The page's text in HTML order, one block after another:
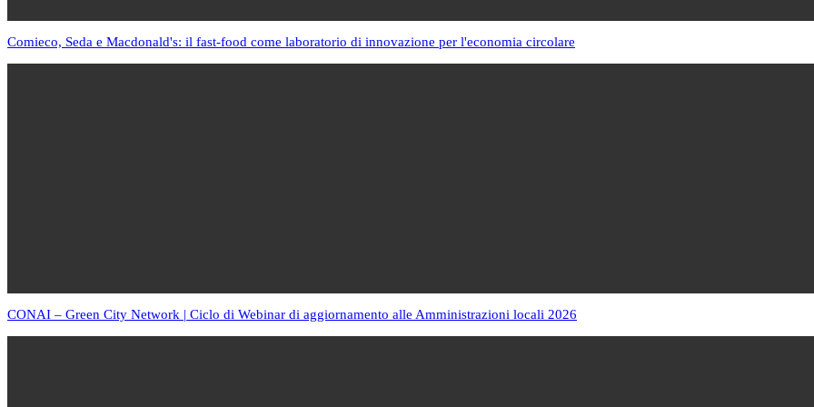
Comieco, Seda e Macdonald's: il fast-food come laboratorio di innovazione per l'economia circolare
CONAI – Green City Network | Ciclo di Webinar di aggiornamento alle Amministrazioni locali 2026